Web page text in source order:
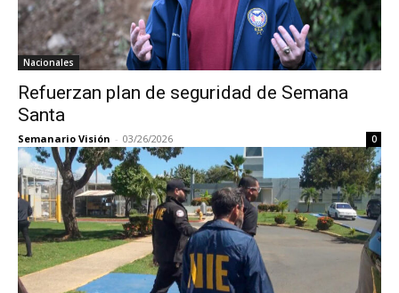
Nacionales
Refuerzan plan de seguridad de Semana
Santa
Semanario Visión - 03/26/2026 0